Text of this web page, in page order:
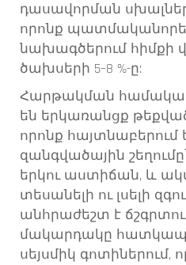
դասավորման
որոնք
նախագծերում հիմքի
ծախսերի 5–8 %-ը:
Հարթակման
են երկառանցք
որոնք հայտնաբերում
զանգվածային
երկու աստիճան, և
տեսանելի ու լսելի
անհրաժեշտ է
մակարդակը
սեյսմիկ գոտիներում,